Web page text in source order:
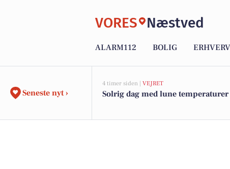
VORES Næstved
ALARM112 BOLIG ERHVERV
Seneste nyt ›
4 timer siden | VEJRET
Solrig dag med lune temperaturer